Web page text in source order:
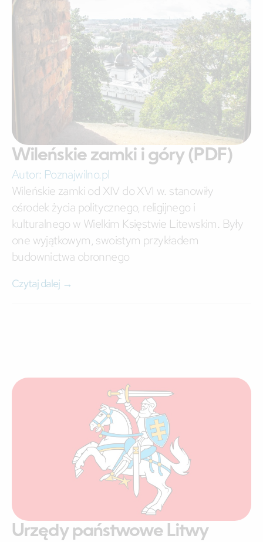
Wileńskie zamki i góry (PDF)
Autor: Poznajwilno.pl
Wileńskie zamki od XIV do XVI w. stanowiły
ośrodek życia politycznego, religijnego i
kulturalnego w Wielkim Księstwie Litewskim. Były
one wyjątkowym, swoistym przykładem
budownictwa obronnego
Czytaj dalej →
Urzędy państwowe Litwy